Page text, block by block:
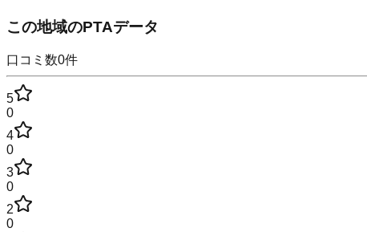
この地域のPTAデータ
口コミ数0件
5
0
4
0
3
0
2
0